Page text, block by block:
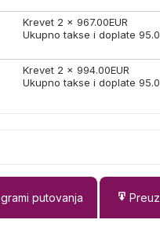
Krevet 2 x 967.00EUR
Ukupno takse i doplate
Krevet 2 x 994.00EUR
Ukupno takse i doplate
putovanja